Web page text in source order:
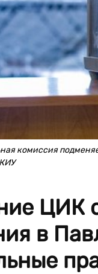
комиссия
ЦИК
в